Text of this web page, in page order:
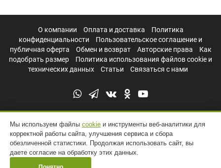
О компании Оплата и доставка
Политика
конфиденциальности
Пользовательское соглашение и
публичная оферта
Обмен и возврат Авторские права
Как
подобрать размер
Политика использования файлов cookie и
технических данных
Статьи Связаться с нами
Мы используем файлы cookie и инструменты веб-аналитики для
корректной работы сайта, улучшения сервиса и сбора
обезличенной статистики. Продолжая использовать сайт, вы
даете согласие на обработку этих данных.